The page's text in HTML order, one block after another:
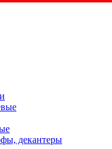
декантеры